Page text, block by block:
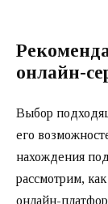
онлайн-
Выбор
его
нахождения
рассмотрим,
онлайн-